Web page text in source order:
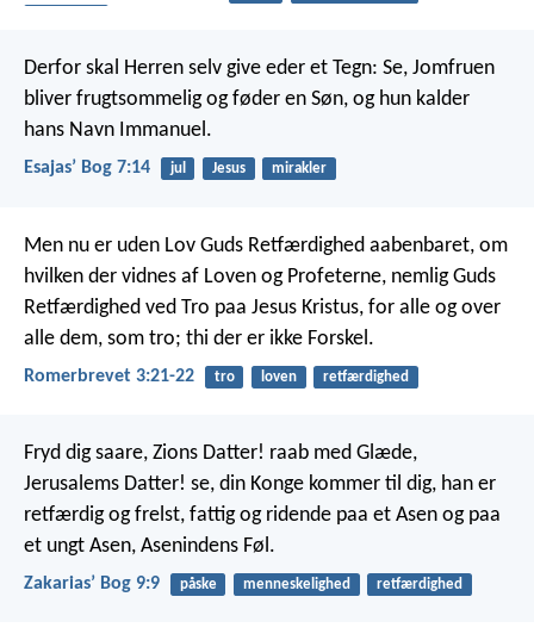
Derfor skal Herren selv give eder et Tegn: Se, Jomfruen
bliver frugtsommelig og føder en Søn, og hun kalder
hans Navn Immanuel.
Esajasʼ Bog 7:14 jul Jesus mirakler
Men nu er uden Lov Guds Retfærdighed aabenbaret, om
hvilken der vidnes af Loven og Profeterne, nemlig Guds
Retfærdighed ved Tro paa Jesus Kristus, for alle og over
alle dem, som tro; thi der er ikke Forskel.
Romerbrevet 3:21-22 tro loven retfærdighed
Fryd dig saare, Zions Datter! raab med Glæde,
Jerusalems Datter! se, din Konge kommer til dig, han er
retfærdig og frelst, fattig og ridende paa et Asen og paa
et ungt Asen, Asenindens Føl.
Zakariasʼ Bog 9:9 påske menneskelighed retfærdighed